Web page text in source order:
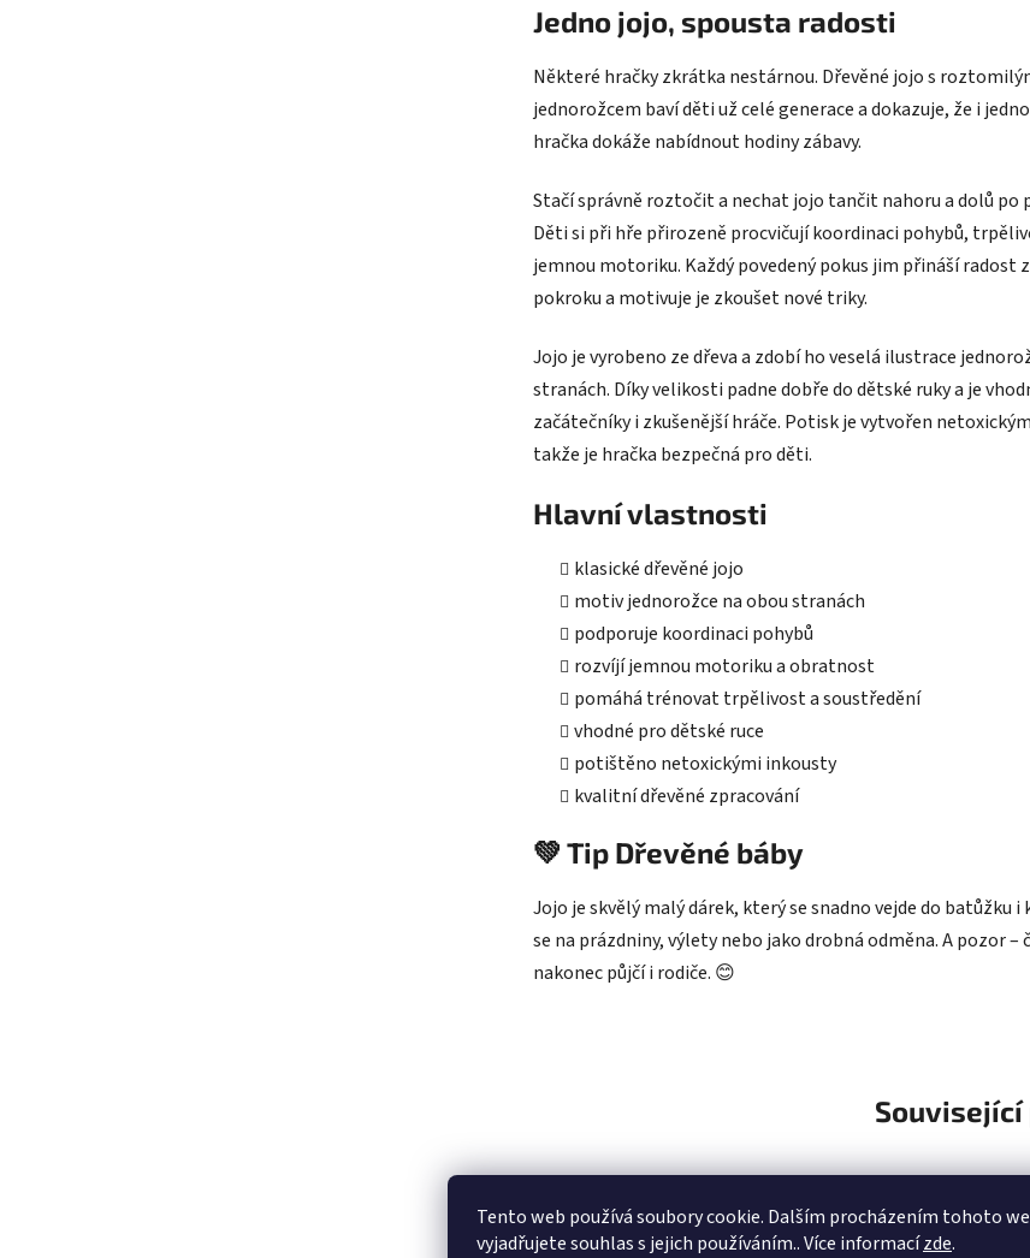
Tento web používá soubory cookie. Dalším procházením tohoto
vyjadřujete souhlas s jejich používáním.. Více informacízde.
Jedno jojo, spousta radosti
Některé hračky zkrátka nestárnou. Dřevěné jojo s
jednorožcem baví děti už celé generace a dokazuje, že i
hračka dokáže nabídnout hodiny zábavy.
Stačí správně roztočit a nechat jojo tančit nahoru a dolů po
Děti si při hře přirozeně procvičují koordinaci pohybů,
jemnou motoriku. Každý povedený pokus jim přináší radost
pokroku a motivuje je zkoušet nové triky.
Jojo je vyrobeno ze dřeva a zdobí ho veselá ilustrace
stranách. Díky velikosti padne dobře do dětské ruky a je
začátečníky i zkušenější hráče. Potisk je vytvořen
takže je hračka bezpečná pro děti.
Hlavní vlastnosti
klasické dřevěné jojo
motiv jednorožce na obou stranách
podporuje koordinaci pohybů
rozvíjí jemnou motoriku a obratnost
pomáhá trénovat trpělivost a soustředění
vhodné pro dětské ruce
potištěno netoxickými inkousty
kvalitní dřevěné zpracování
💚 Tip Dřevěné báby
Jojo je skvělý malý dárek, který se snadno vejde do batůžku i
se na prázdniny, výlety nebo jako drobná odměna. A pozor –
nakonec půjčí i rodiče. 😊
Kód:V7716